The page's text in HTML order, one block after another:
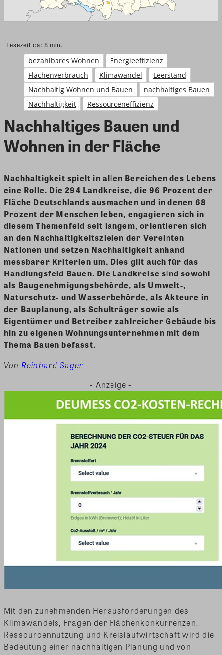
Lesezeit ca: 8 min.
bezahlbares Wohnen
Energieeffizienz
Flächenverbrauch
Klimawandel
Leerstand
Nachhaltig Wohnen und Bauen
nachhaltiges Bauen
Nachhaltigkeit
Ressourceneffizienz
Nachhaltiges Bauen und
Wohnen in der Fläche
Nachhaltigkeit spielt in allen Bereichen des Lebens
eine Rolle. Die 294 Landkreise, die 96 Prozent der
Fläche Deutschlands ausmachen und in denen 68
Prozent der Menschen leben, engagieren sich in
diesem Themenfeld seit langem, orientieren sich
an den Nachhaltigkeitszielen der Vereinten
Nationen und setzen Nachhaltigkeit anhand
messbarer Kriterien um. Dies gilt auch für das
Handlungsfeld Bauen. Die Landkreise sind sowohl
als Baugenehmigungsbehörde, als Umwelt-,
Naturschutz- und Wasserbehörde, als Akteure in
der Bauplanung, als Schulträger sowie als
Eigentümer und Betreiber zahlreicher Gebäude bis
hin zu eigenen Wohnungsunternehmen mit dem
Thema Bauen befasst.
Von Reinhard Sager
- Anzeige -
Mit den zunehmenden Herausforderungen des
Klimawandels, Fragen der Flächenkonkurrenzen,
Ressourcennutzung und Kreislaufwirtschaft wird die
Bedeutung einer nachhaltigen Planung und von